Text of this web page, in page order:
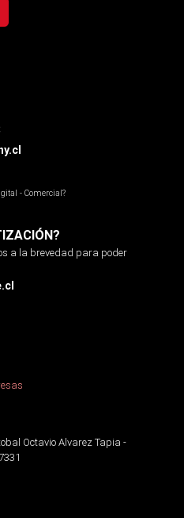
- Comercial?
a la brevedad para poder
Octavio Alvarez Tapia -